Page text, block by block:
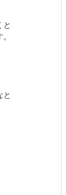
と
と